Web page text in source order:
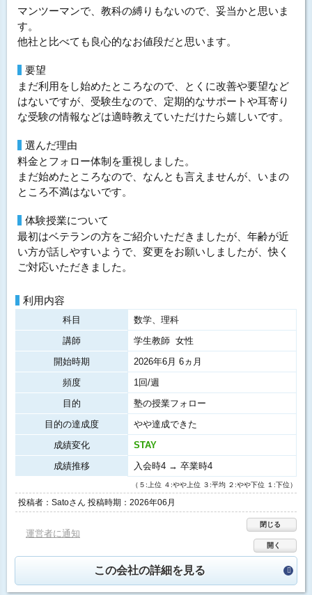
マンツーマンで、教科の縛りもないので、妥当かと思いま
す。
他社と比べても良心的なお値段だと思います。
要望
まだ利用をし始めたところなので、とくに改善や要望など
はないですが、受験生なので、定期的なサポートや耳寄り
な受験の情報などは適時教えていただけたら嬉しいです。
選んだ理由
料金とフォロー体制を重視しました。
まだ始めたところなので、なんとも言えませんが、いまの
ところ不満はないです。
体験授業について
最初はベテランの方をご紹介いただきましたが、年齢が近
い方が話しやすいようで、変更をお願いしましたが、快く
ご対応いただきました。
利用内容
科目
数学、理科
講師
学生教師 女性
開始時期
2026年6月 6ヵ月
頻度
1回/週
目的
塾の授業フォロー
目的の達成度
やや達成できた
成績変化
STAY
成績推移
入会時4 → 卒業時4
（５:上位 ４:やや上位 ３:平均 ２:やや下位 １:下位）
投稿者：Satoさん 投稿時期：2026年06月
運営者に通知
閉じる
開く
この会社の詳細を見る